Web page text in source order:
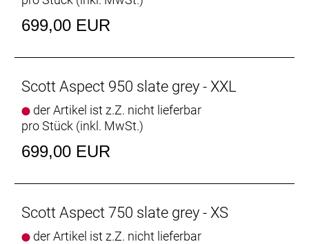
699,00 EUR
Scott Aspect 950 slate grey - XXL
der Artikel ist z.Z. nicht lieferbar
pro Stück (inkl. MwSt.)
699,00 EUR
Scott Aspect 750 slate grey - XS
der Artikel ist z.Z. nicht lieferbar